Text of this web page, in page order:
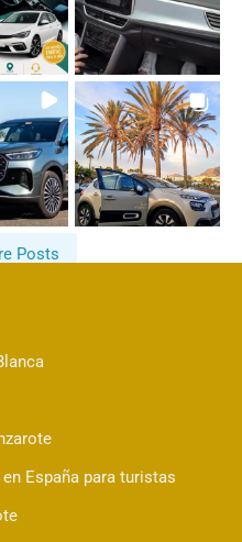
Posts
España para turistas